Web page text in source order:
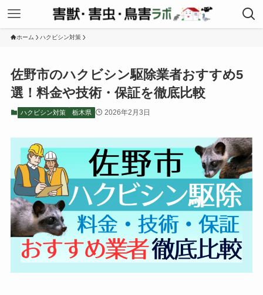
ホーム ハクビシン対策
佐野市のハクビシン駆除業者おすすめ5
選！料金や技術・保証を徹底比較
ハクビシン対策 栃木県 2026年2月3日